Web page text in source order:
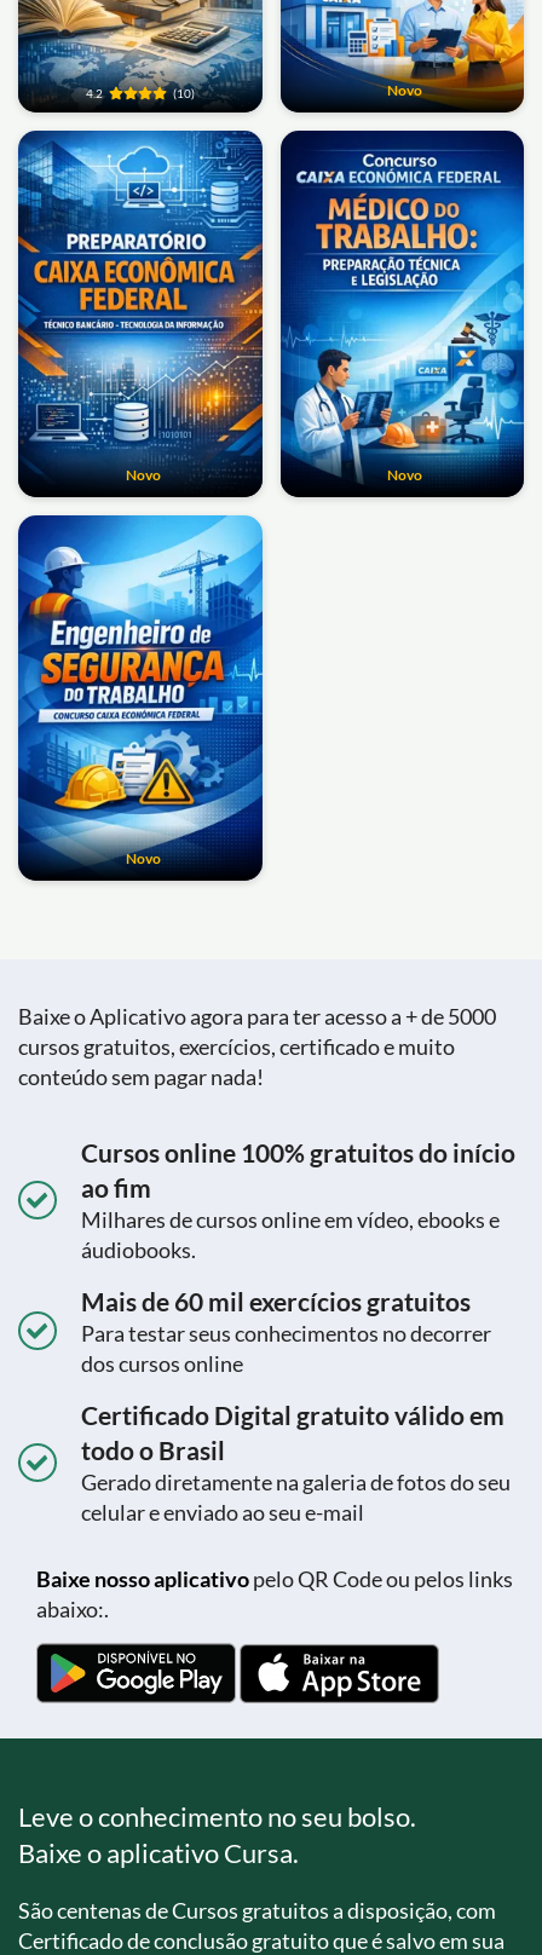
4.2 (10) Novo
Novo Novo
Novo
Baixe o Aplicativo agora para ter acesso a + de 5000
cursos gratuitos, exercícios, certificado e muito
conteúdo sem pagar nada!
Cursos online 100% gratuitos do início
ao fim
Milhares de cursos online em vídeo, ebooks e
áudiobooks.
Mais de 60 mil exercícios gratuitos
Para testar seus conhecimentos no decorrer
dos cursos online
Certificado Digital gratuito válido em
todo o Brasil
Gerado diretamente na galeria de fotos do seu
celular e enviado ao seu e-mail
Baixe nosso aplicativopelo QR Code ou pelos links
abaixo:.
Leve o conhecimento no seu bolso.
Baixe o aplicativo Cursa.
São centenas de Cursos gratuitos a disposição, com
Certificado de conclusão gratuito que é salvo em sua